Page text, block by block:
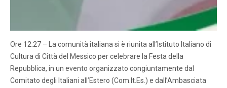
Ore 12.27 – La comunità italiana si è riunita all’Istituto Italiano di
Cultura di Città del Messico per celebrare la Festa della
Repubblica, in un evento organizzato congiuntamente dal
Comitato degli Italiani all’Estero (Com.It.Es.) e dall’Ambasciata